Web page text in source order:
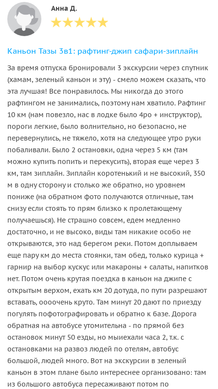
Анна Д.
Каньон Тазы 3в1: рафтинг-джип сафари-зиплайн
За время отпуска бронировали 3 экскурсии через спутник
(хамам, зеленый каньон и эту) - смело можем сказать, что
эта лучшая! Все понравилось. Мы никогда до этого
рафтингом не занимались, поэтому нам хватило. Рафтинг
10 км (нам повезло, нас в лодке было 4ро + инструктор),
пороги легкие, было волнительно, но безопасно, не
перевернулись, не тяжело, хотя на следующее утро руки
побаливали. Было 2 остановки, одна через 5 км (там
можно купить попить и перекусить), вторая еще через 3
км, там зиплайн. Зиплайн коротенький и не высокий, 350
м в одну сторону и столько же обратно, но уровнем
пониже (на обратном фото получаются отличные, там
снизу если стоять то прям близко к пролетающему
получаешься). Не страшно совсем, едем медленно
достаточно, и не высоко, виды там никакие особо не
открываются, это над берегом реки. Потом доплываем
еще пару км до места стоянки, там обед, только курица +
гарнир на выбор кускус или макароны + салаты, напитков
нет. Потом очень крутая поездка в каньон на джипе с
открытым верхом, ехать км 20 дотуда, по пути разрешают
вставать, оооочень круто. Там минут 20 дают по приезду
погулять пофотографировать и обратно к базе. Дорога
обратная на автобусе утомительна - по прямой без
остановок минут 50 езды, но мыиехали часа 2, т.к. с
остановками на развоз людей по отелям, автобус
большой, людей много. Вот на экскурсии в зеленый
каньон в этом плане было интереснее организовано: там
из большого автобуса пересаживают потом по